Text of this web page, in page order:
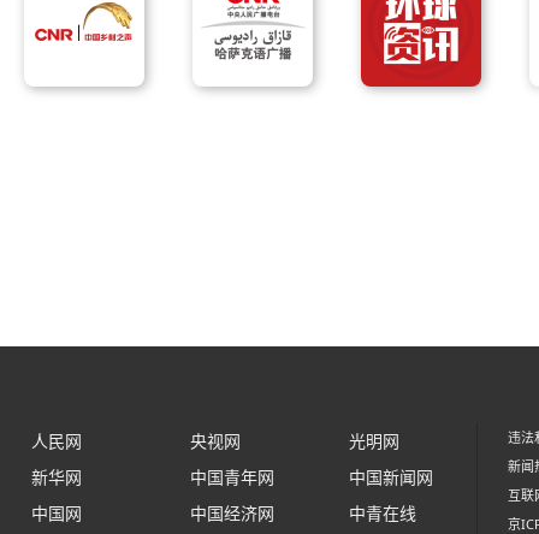
人民网
新华网
中国网
央视网
中国青年网
中国经济网
光明网
中国新闻网
中青在线
违法
新闻
互联
京